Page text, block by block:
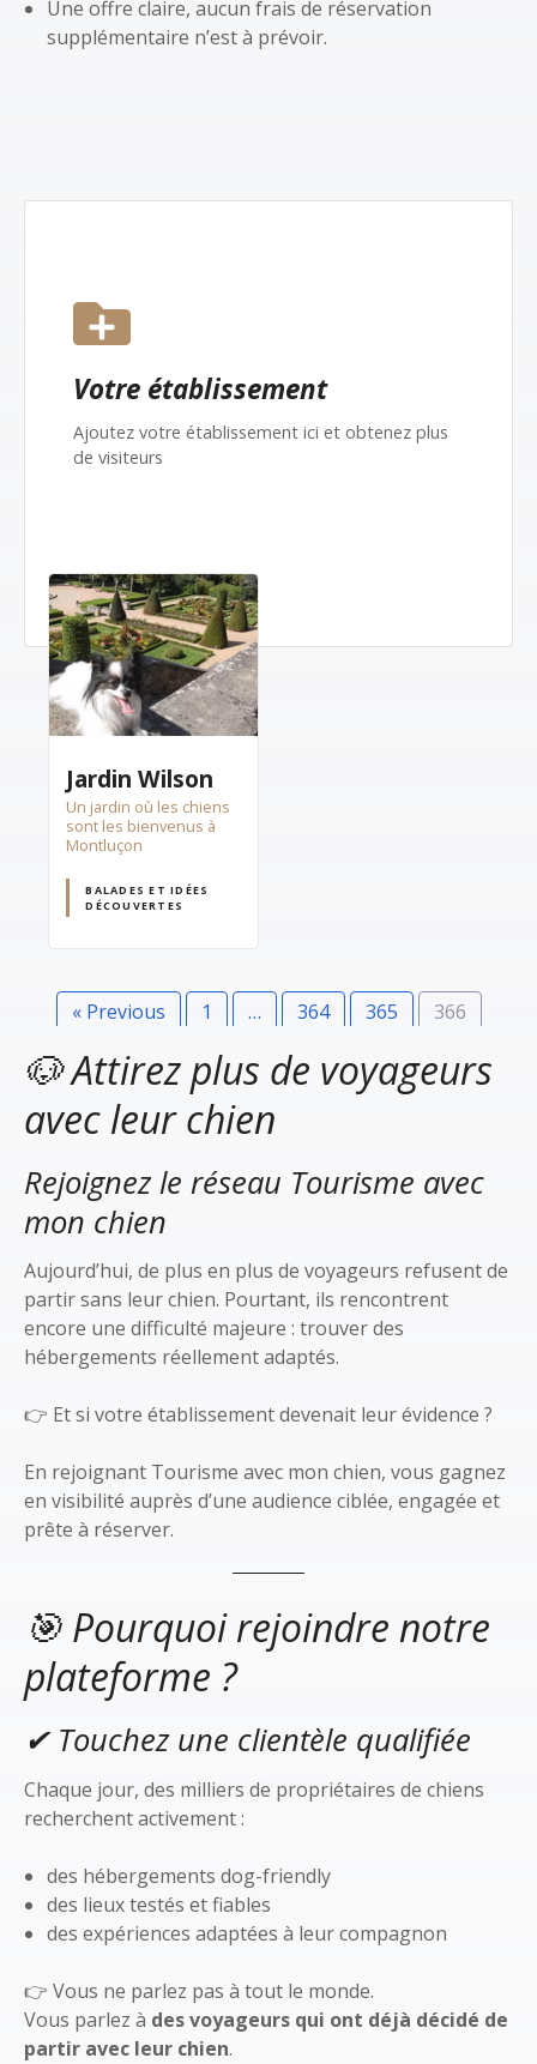
Une offre claire, aucun frais de réservation
supplémentaire n’est à prévoir.
Votre établissement
Ajoutez votre établissement ici et obtenez plus
de visiteurs
Jardin Wilson
Un jardin où les chiens
sont les bienvenus à
Montluçon
BALADES ET IDÉES
DÉCOUVERTES
« Previous 1 … 364 365 366
🐶 Attirez plus de voyageurs
avec leur chien
Rejoignez le réseau Tourisme avec
mon chien
Aujourd’hui, de plus en plus de voyageurs refusent de
partir sans leur chien. Pourtant, ils rencontrent
encore une difficulté majeure : trouver des
hébergements réellement adaptés.
👉 Et si votre établissement devenait leur évidence ?
En rejoignant Tourisme avec mon chien, vous gagnez
en visibilité auprès d’une audience ciblée, engagée et
prête à réserver.
🎯 Pourquoi rejoindre notre
plateforme ?
✔ Touchez une clientèle qualifiée
Chaque jour, des milliers de propriétaires de chiens
recherchent activement :
des hébergements dog-friendly
des lieux testés et fiables
des expériences adaptées à leur compagnon
👉 Vous ne parlez pas à tout le monde.
Vous parlez à des voyageurs qui ont déjà décidé de
partir avec leur chien.